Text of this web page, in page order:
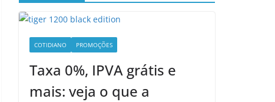
COTIDIANO PROMOÇÕES
Taxa 0%, IPVA grátis e
mais: veja o que a